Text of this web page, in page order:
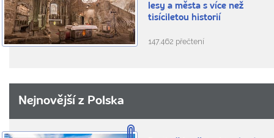
lesy a města s více než
tisíciletou historií
147.462 přečtení
Nejnovější z Polska